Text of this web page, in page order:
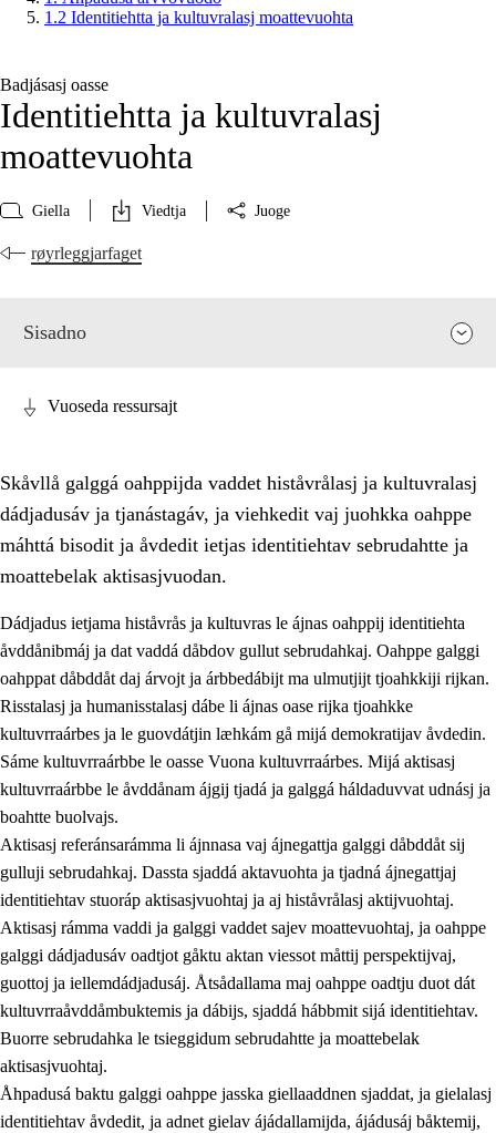
1.2 Identitiehtta ja kultuvralasj moattevuohta
Badjásasj oasse
Identitiehtta ja kultuvralasj
moattevuohta
Giella Viedtja Juoge
røyrleggjarfaget
Sisadno
Åhpadusá árvvovuodo
1.1 Almasjárvvo
1.2 Identitiehtta ja kultuvralasj moattevuohta
1.3 Lájttális ájádallam ja estetihkalasj diedulasjvuohta
1.5 Vieledus luonnduj ja birásdiedulasjvuohta
1.6 Demokratijja ja oassálasstem
Vuoseda ressursajt
Skåvllå galggá oahppijda vaddet histåvrålasj ja kultuvralasj
dádjadusáv ja tjanástagáv, ja viehkedit vaj juohkka oahppe
máhttá bisodit ja åvdedit ietjas identitiehtav sebrudahtte ja
moattebelak aktisasjvuodan.
Dádjadus ietjama histåvrås ja kultuvras le ájnas oahppij identitiehta
åvddånibmáj ja dat vaddá dåbdov gullut sebrudahkaj. Oahppe galggi
oahppat dåbddåt daj árvojt ja árbbedábijt ma ulmutjijt tjoahkkiji rijkan.
Risstalasj ja humanisstalasj dábe li ájnas oase rijka tjoahkke
kultuvrraárbes ja le guovdátjin læhkám gå mijá demokratijav åvdedin.
Sáme kultuvrraárbbe le oasse Vuona kultuvrraárbes. Mijá aktisasj
kultuvrraárbbe le åvddånam ájgij tjadá ja galggá háldaduvvat udnásj ja
boahtte buolvajs.
Aktisasj referánsarámma li ájnnasa vaj ájnegattja galggi dåbddåt sij
gulluji sebrudahkaj. Dassta sjaddá aktavuohta ja tjadná ájnegattjaj
identitiehtav stuoráp aktisasjvuohtaj ja aj histåvrålasj aktijvuohtaj.
Aktisasj rámma vaddi ja galggi vaddet sajev moattevuohtaj, ja oahppe
galggi dádjadusáv oadtjot gåktu aktan viessot måttij perspektijvaj,
guottoj ja iellemdádjadusáj. Åtsådallama maj oahppe oadtju duot dát
kultuvrraåvddåmbuktemis ja dábijs, sjaddá hábbmit sijá identitiehtav.
Buorre sebrudahka le tsieggidum sebrudahtte ja moattebelak
aktisasjvuohtaj.
Åhpadusá baktu galggi oahppe jasska giellaaddnen sjaddat, ja gielalasj
identitiehtav åvdedit, ja adnet gielav ájádallamijda, ájádusáj båktemij,